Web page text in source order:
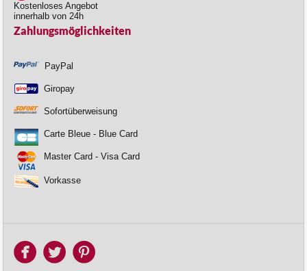
Kostenloses Angebot
innerhalb von 24h
Zahlungsmöglichkeiten
PayPal
Giropay
Sofortüberweisung
Carte Bleue - Blue Card
Master Card - Visa Card
Vorkasse